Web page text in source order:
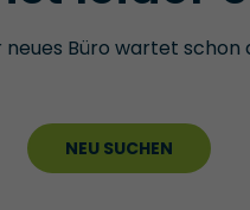
Büro wartet schon
NEU SUCHEN